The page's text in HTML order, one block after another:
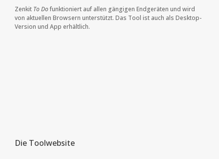
Zenkit To Dofunktioniert auf allen gängigen Endgeräten und wird
von aktuellen Browsern unterstützt. Das Tool ist auch als Desktop-
Version und App erhältlich.
Die Toolwebsite